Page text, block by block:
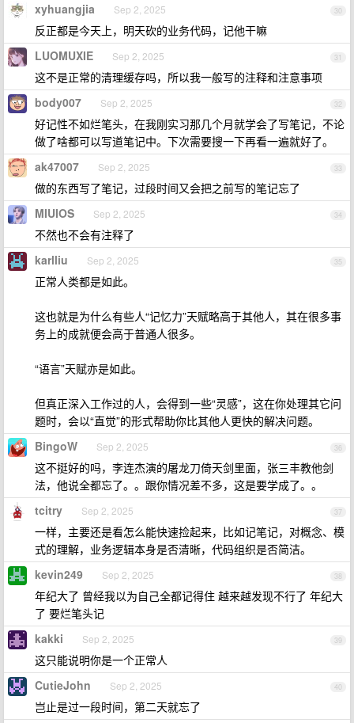
30
xyhuangjia Sep 2, 2025
反正都是今天上，明天砍的业务代码，记他干嘛
31
LUOMUXIE Sep 2, 2025
这不是正常的清理缓存吗，所以我一般写的注释和注意事项
32
body007 Sep 2, 2025
好记性不如烂笔头，在我刚实习那几个月就学会了写笔记，不论
做了啥都可以写道笔记中。下次需要搜一下再看一遍就好了。
33
ak47007 Sep 2, 2025
做的东西写了笔记，过段时间又会把之前写的笔记忘了
34
MIUIOS Sep 2, 2025
不然也不会有注释了
35
karlliu Sep 2, 2025
正常人类都是如此。
这也就是为什么有些人“记忆力”天赋略高于其他人，其在很多事
务上的成就便会高于普通人很多。
“语言”天赋亦是如此。
但真正深入工作过的人，会得到一些“灵感”，这在你处理其它问
题时，会以“直觉”的形式帮助你比其他人更快的解决问题。
36
BingoW Sep 2, 2025
这不挺好的吗，李连杰演的屠龙刀倚天剑里面，张三丰教他剑
法，他说全都忘了。。跟你情况差不多，这是要学成了。。
37
tcitry Sep 2, 2025
一样，主要还是看怎么能快速捡起来，比如记笔记，对概念、模
式的理解，业务逻辑本身是否清晰，代码组织是否简洁。
38
kevin249 Sep 2, 2025
年纪大了 曾经我以为自己全都记得住 越来越发现不行了 年纪大
了 要烂笔头记
39
kakki Sep 2, 2025
这只能说明你是一个正常人
40
CutieJohn Sep 2, 2025
岂止是过一段时间，第二天就忘了